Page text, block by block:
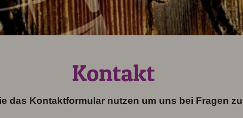
Kontakt
das Kontaktformular nutzen um uns bei Fragen